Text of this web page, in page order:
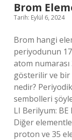
Brom
Tarih: Eylül 6, 2024
Brom hangi
periyodunun
atom
gösterilir ve bir
nedir?
sembolleri
LI Berilyum: BE
Diğer
proton ve 35